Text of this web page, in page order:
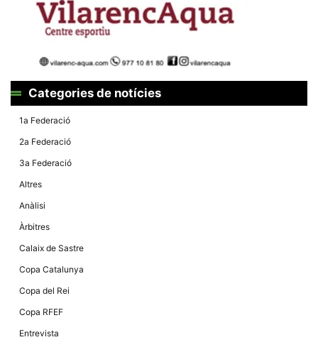
Categories de notícies
1a Federació
2a Federació
3a Federació
Altres
Anàlisi
Àrbitres
Calaix de Sastre
Copa Catalunya
Copa del Rei
Copa RFEF
Entrevista